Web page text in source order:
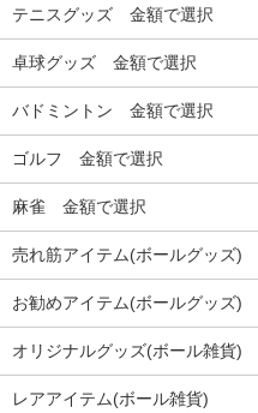
テニスグッズ 金額で選択
卓球グッズ 金額で選択
バドミントン 金額で選択
ゴルフ 金額で選択
麻雀 金額で選択
売れ筋アイテム(ボールグッズ)
お勧めアイテム(ボールグッズ)
オリジナルグッズ(ボール雑貨)
レアアイテム(ボール雑貨)